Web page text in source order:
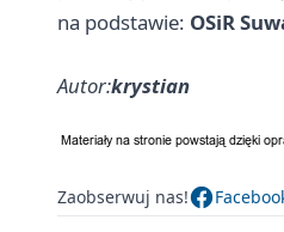
na podstawie: OSiR
Autor:krystian
Zaobserwuj nas!